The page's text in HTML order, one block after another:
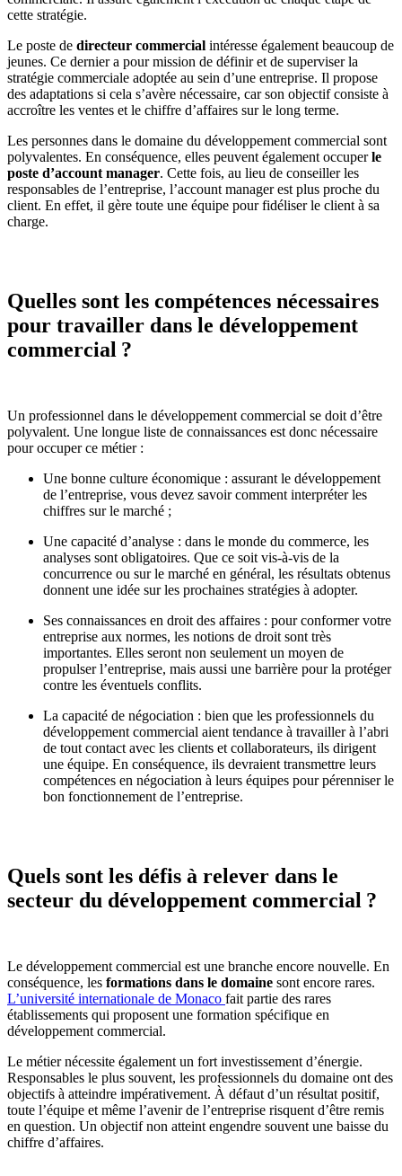
cette stratégie.
Le poste de directeur commercial intéresse également beaucoup de
jeunes. Ce dernier a pour mission de définir et de superviser la
stratégie commerciale adoptée au sein d’une entreprise. Il propose
des adaptations si cela s’avère nécessaire, car son objectif consiste à
accroître les ventes et le chiffre d’affaires sur le long terme.
Les personnes dans le domaine du développement commercial sont
polyvalentes. En conséquence, elles peuvent également occuperle
poste d’account manager. Cette fois, au lieu de conseiller les
responsables de l’entreprise, l’account manager est plus proche du
client. En effet, il gère toute une équipe pour fidéliser le client à sa
charge.
Quelles sont les compétences nécessaires
pour travailler dans le développement
commercial ?
Un professionnel dans le développement commercial se doit d’être
polyvalent. Une longue liste de connaissances est donc nécessaire
pour occuper ce métier :
Une bonne culture économique : assurant le développement
de l’entreprise, vous devez savoir comment interpréter les
chiffres sur le marché ;
Une capacité d’analyse : dans le monde du commerce, les
analyses sont obligatoires. Que ce soit vis-à-vis de la
concurrence ou sur le marché en général, les résultats obtenus
donnent une idée sur les prochaines stratégies à adopter.
Ses connaissances en droit des affaires : pour conformer votre
entreprise aux normes, les notions de droit sont très
importantes. Elles seront non seulement un moyen de
propulser l’entreprise, mais aussi une barrière pour la protéger
contre les éventuels conflits.
La capacité de négociation : bien que les professionnels du
développement commercial aient tendance à travailler à l’abri
de tout contact avec les clients et collaborateurs, ils dirigent
une équipe. En conséquence, ils devraient transmettre leurs
compétences en négociation à leurs équipes pour pérenniser le
bon fonctionnement de l’entreprise.
Quels sont les défis à relever dans le
secteur du développement commercial ?
Le développement commercial est une branche encore nouvelle. En
conséquence, les formations dans le domaine sont encore rares.
L’université internationale de Monaco fait partie des rares
établissements qui proposent une formation spécifique en
développement commercial.
Le métier nécessite également un fort investissement d’énergie.
Responsables le plus souvent, les professionnels du domaine ont des
objectifs à atteindre impérativement. À défaut d’un résultat positif,
toute l’équipe et même l’avenir de l’entreprise risquent d’être remis
en question. Un objectif non atteint engendre souvent une baisse du
chiffre d’affaires.